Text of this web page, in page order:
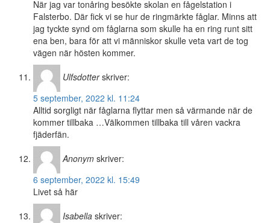
När jag var tonåring besökte skolan en fågelstation i
Falsterbo. Där fick vi se hur de ringmärkte fåglar. Minns att
jag tyckte synd om fåglarna som skulle ha en ring runt sitt
ena ben, bara för att vi människor skulle veta vart de tog
vägen när hösten kommer.
Ulfsdotter skriver:
5 september, 2022 kl. 11:24
Alltid sorgligt när fåglarna flyttar men så värmande när de
kommer tillbaka …Välkommen tillbaka till våren vackra
fjäderfän.
Anonym skriver:
6 september, 2022 kl. 15:49
Livet så här
Isabella skriver: